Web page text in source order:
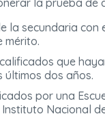
la prueba de
la secundaria con
mérito.
que
últimos dos años.
por una
Nacional